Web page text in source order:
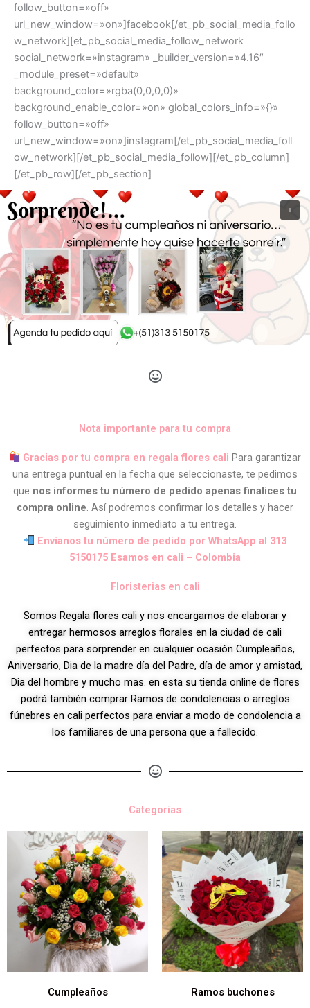
follow_button=»off»
url_new_window=»on»]facebook[/et_pb_social_media_follo
w_network][et_pb_social_media_follow_network
social_network=»instagram» _builder_version=»4.16″
_module_preset=»default»
background_color=»rgba(0,0,0,0)»
background_enable_color=»on» global_colors_info=»{}»
follow_button=»off»
url_new_window=»on»]instagram[/et_pb_social_media_foll
ow_network][/et_pb_social_media_follow][/et_pb_column]
[/et_pb_row][/et_pb_section]
Nota importante para tu compra
Gracias por tu compra en regala flores caliPara garantizar
una entrega puntual en la fecha que seleccionaste, te pedimos
que nos informes tu número de pedido apenas finalices tu
compra online . Así podremos confirmar los detalles y hacer
seguimiento inmediato a tu entrega.
Envíanos tu número de pedido por WhatsApp al 313
5150175 Esamos en cali – Colombia
Floristerias en cali
Somos Regala flores cali y nos encargamos de elaborar y
entregar hermosos arreglos florales en la ciudad de cali
perfectos para sorprender en cualquier ocasión Cumpleaños,
Aniversario, Dia de la madre día del Padre, día de amor y amistad,
Dia del hombre y mucho mas. en esta su tienda online de flores
podrá también comprar Ramos de condolencias o arreglos
fúnebres en cali perfectos para enviar a modo de condolencia a
los familiares de una persona que a fallecido.
Categorias
Cumpleaños Ramos buchones